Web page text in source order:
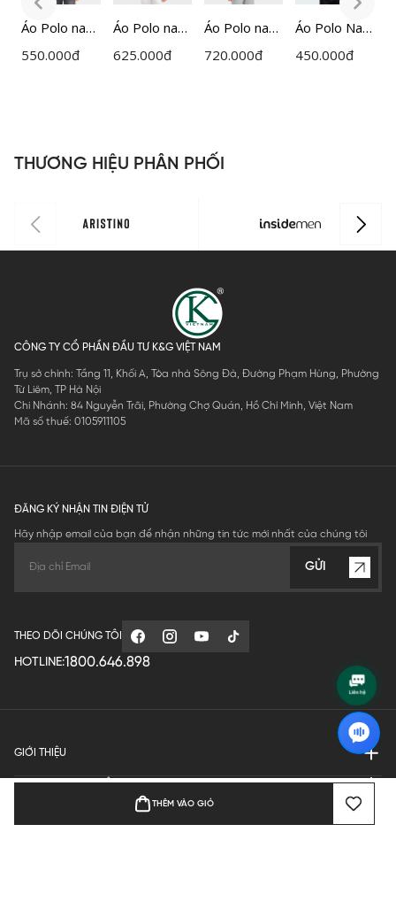
THÊM VÀO GIỎ
Áo Polo nam
ngắn tay cổ
0
550.000đ
Áo Polo nam
ngắn tay
625.000đ
Áo Polo nam
ngắn tay
720.000đ
Áo Polo Nam
Insidemen
450.000đ
THƯƠNG HIỆU PHÂN PHỐI
CÔNG TY CỔ PHẦN ĐẦU TƯ K&G VIỆT NAM
Trụ sở chính: Tầng 11, Khối A, Tòa nhà Sông Đà, Đường Phạm Hùng, Phường
Từ Liêm, TP Hà Nội
Chi Nhánh: 84 Nguyễn Trãi, Phường Chợ Quán, Hồ Chí Minh, Việt Nam
Mã số thuế: 0105911105
ĐĂNG KÝ NHẬN TIN ĐIỆN TỬ
Hãy nhập email của bạn để nhận những tin tức mới nhất của chúng tôi
GỬI
THEO DÕI CHÚNG TÔI
HOTLINE:1800.646.898
GIỚI THIỆU
QUY ĐỊNH HOẠT ĐỘNG